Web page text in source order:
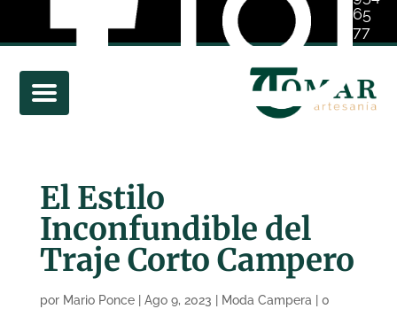
65
77
01
El Estilo
Inconfundible del
Traje Corto Campero
por Mario Ponce| Ago 9, 2023 Moda Campera 0